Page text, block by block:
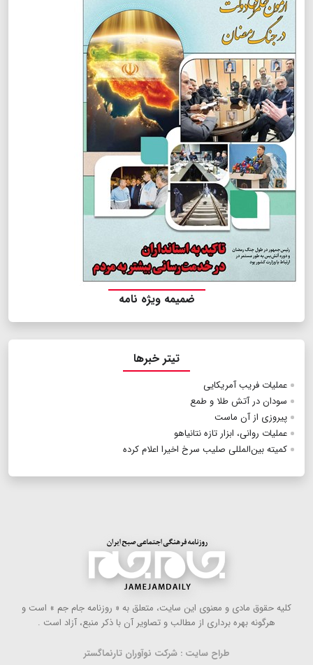
ضمیمه ویژه نامه
تیتر خبرها
عملیات فریب آمریکایی
سودان در آتش طلا و طمع
پیروزی از آن ماست
عملیات روانی، ابزار تازه نتانیاهو
کمیته بین‌المللی صلیب سرخ اخیرا اعلام کرده
كلیه حقوق مادی و معنوی این سایت، متعلق به « روزنامه جام جم » است و
هرگونه بهره ‌برداری از مطالب و تصاویر آن با ذكر منبع، آزاد است .
طراح سایت : شرکت نوآوران تارنماگستر